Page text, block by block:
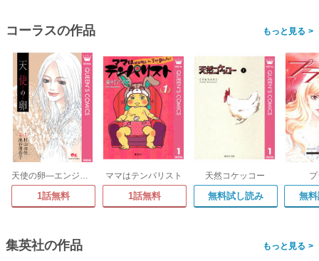
コーラスの作品 >
天使の卵―エンジェルス・エッグ―
1話無料
ママはテンパリスト
1話無料
天然コケッコー
無料試し読み 無
集英社の作品 >